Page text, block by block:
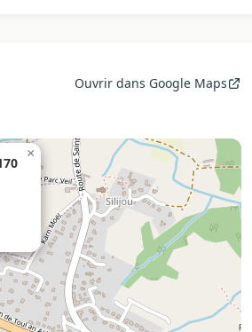
Ouvrir dans Google Maps
×